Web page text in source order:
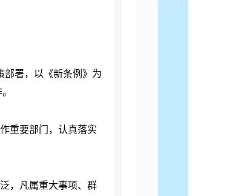
署，以《新条例》为
重要部门，认真落实
，凡属重大事项、群